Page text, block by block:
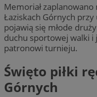
Memoriał zaplanowano
Łaziskach Górnych
pojawią się młode
duchu sportowej walki i
patronowi turnieju.
Święto piłki
Górnych